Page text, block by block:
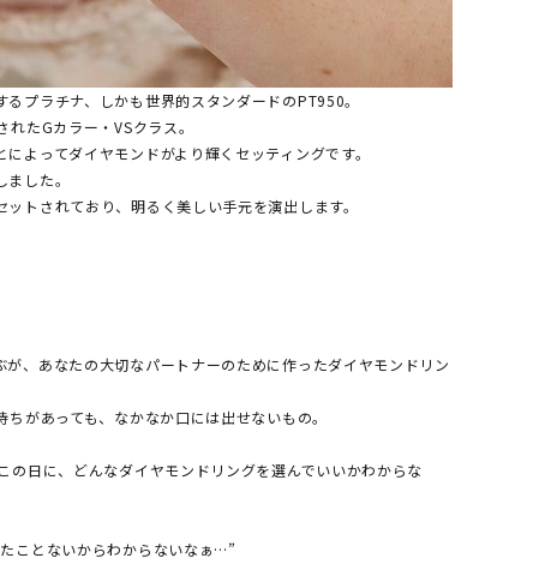
プラチナ、しかも世界的スタンダードのPT950。
たGカラー・VSクラス。
よってダイヤモンドがより輝くセッティングです。
した。
トされており、明るく美しい手元を演出します。
が、あなたの大切なパートナーのために作ったダイヤモンドリン
があっても、なかなか口には出せないもの。
の日に、どんなダイヤモンドリングを選んでいいかわからな
ことないからわからないなぁ…”